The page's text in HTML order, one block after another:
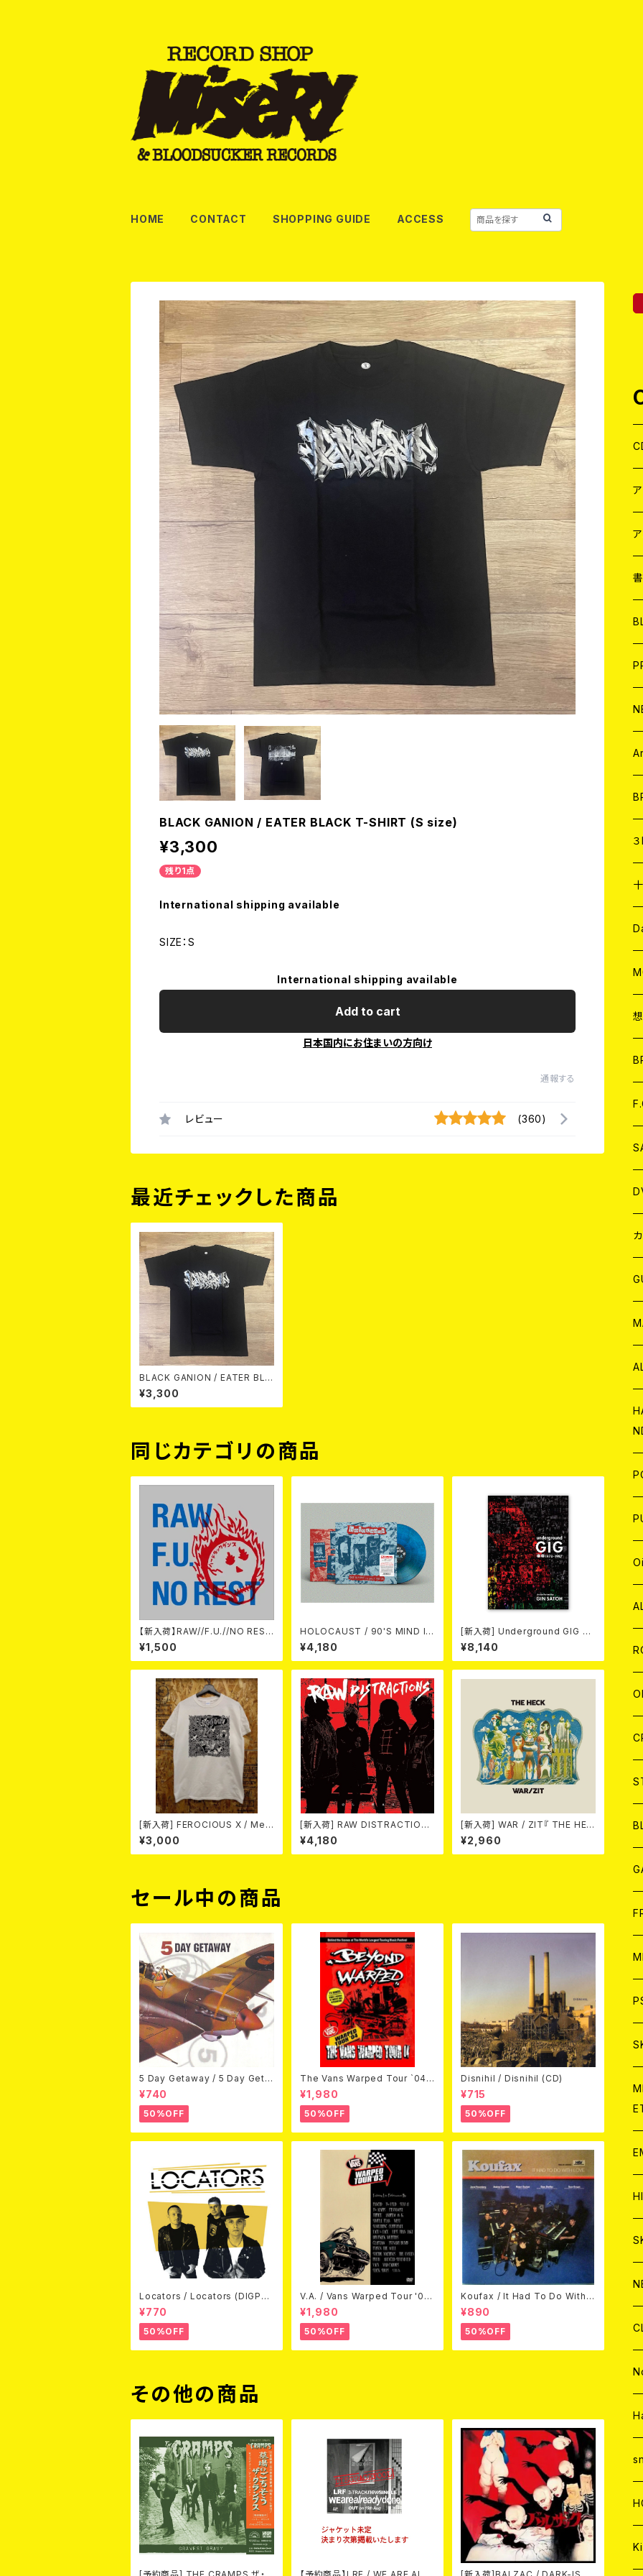
HOME CONTACT SHOPPING GUIDE ACCESS
BLACK GANION / EATER BLACK T-SHIRT (S size)
¥3,300
残り1点
International shipping available
SIZE：S
International shipping available
Add to cart
日本国内にお住まいの方向け
通報する
レビュー (360)
最近チェックした商品
BLACK GANION / EATER BLA
CK T-SHIRT (S size)
¥3,300
同じカテゴリの商品
【新入荷】RAW//F.U.//NO REST
/ 3way split EP ハード ラック
ダンス (CD)
¥1,500
HOLOCAUST / 90'S MIND IN
YOUR MINDS (※LTD.150 SWI
RL BLUE VINYL)
¥4,180
[新入荷] Underground GIG To
kyo 1978 – 1987 Action Port
rait by Gin SATOH【通常限定
版】
¥8,140
[新入荷] FEROCIOUS X / Med
Vilken Rätt (T-shirt/WHITE /
Size:L)
¥3,000
[新入荷] RAW DISTRACTIONS
/ 奇しく燃える (LP)
¥4,180
[新入荷] WAR / ZIT『 THE HEC
K( 12") 』
¥2,960
セール中の商品
5 Day Getaway / 5 Day Geta
way (CDEP)
¥740
50%OFF
The Vans Warped Tour `04
Beyond Warped (国内盤DVD)
¥1,980
50%OFF
Disnihil / Disnihil (CD)
¥715
50%OFF
Locators / Locators (DIGPAC
K CD)
¥770
50%OFF
V.A. / Vans Warped Tour '03
(DVD)
¥1,980
50%OFF
Koufax / It Had To Do With L
ove (CD)
¥890
50%OFF
その他の商品
７
LP
CD
CD
CD
CD